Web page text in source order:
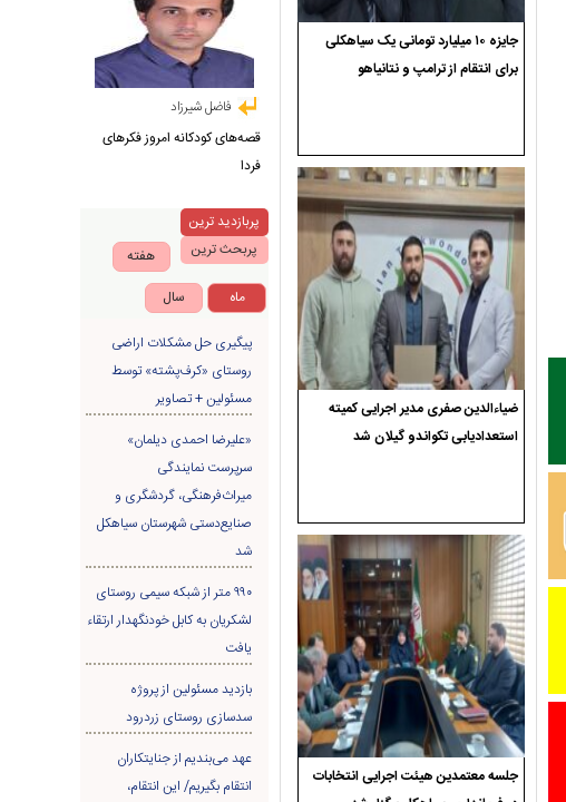
جایزه ۱۰ میلیارد تومانی یک سیاهکلی
برای انتقام از ترامپ و نتانیاهو
ضیاءالدین صفری مدیر اجرایی کمیته
استعدادیابی تکواندو گیلان شد
جلسه معتمدین هیئت اجرایی انتخابات
فاضل شیرزاد
قصه‌های کودکانه امروز فکرهای
فردا
پربازدید ترین
پربحث ترین
هفته
ماه
سال
پیگیری حل مشکلات اراضی
روستای «کرف‌پشته» توسط
مسئولین + تصاویر
«علیرضا احمدی دیلمان»
سرپرست نمایندگی
میراث‌فرهنگی، گردشگری و
صنایع‌دستی شهرستان سیاهکل
شد
۹۹۰ متر از شبکه سیمی روستای
لشکریان به کابل خودنگهدار ارتقاء
یافت
بازدید مسئولین از پروژه
سدسازی روستای زردرود
عهد می‌بندیم از جنایتکاران
انتقام بگیریم/ این انتقام،